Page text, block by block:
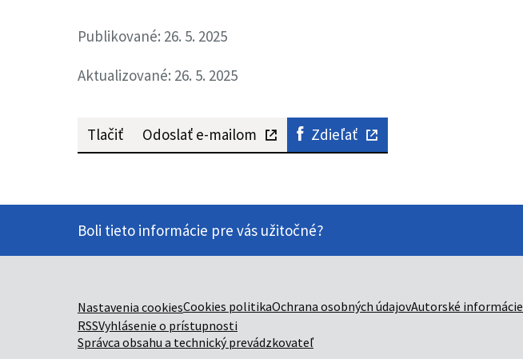
Publikované: 26. 5. 2025
Aktualizované: 26. 5. 2025
Tlačiť Odoslať e-mailom Zdieľať
Boli tieto informácie pre vás užitočné?
Nastavenia cookiesCookies politikaOchrana osobných údajovAutorské informácie
RSSVyhlásenie o prístupnosti
Správca obsahu a technický prevádzkovateľ